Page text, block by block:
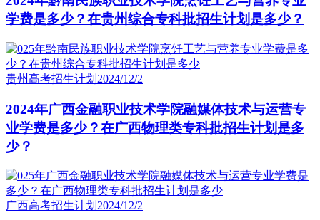
学费是多少？在贵州综合专科批招生计划是多少？
贵州高考招生计划 2024/12/2
2024年广西金融职业技术学院融媒体技术与运营专
业学费是多少？在广西物理类专科批招生计划是多
少？
广西高考招生计划 2024/12/2